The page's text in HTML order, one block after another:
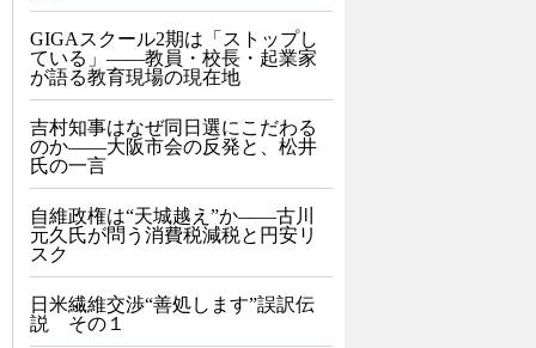
GIGAスクール2期は「ストップし
ている」——教員・校長・起業家
が語る教育現場の現在地
吉村知事はなぜ同日選にこだわる
のか――大阪市会の反発と、松井
氏の一言
自維政権は“天城越え”か――古川
元久氏が問う消費税減税と円安リ
スク
日米繊維交渉“善処します”誤訳伝
説 その１